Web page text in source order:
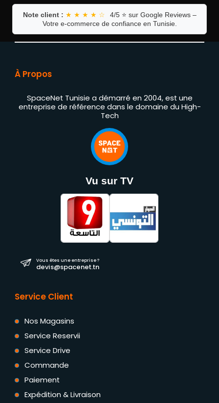
Note client : ★ ★ ★ ★ ☆
4/5 ⭐ sur Google Reviews –
Votre e-commerce de confiance en Tunisie.
À Propos
SpaceNet Tunisie a démarré en 2004, est une
entreprise de référence dans le domaine du High-
Tech
Vu sur TV
Vous êtes une entreprise ?
devis@spacenet.tn
Service Client
Nos Magasins
Service Reservii
Service Drive
Commande
Paiement
Expédition & Livraison